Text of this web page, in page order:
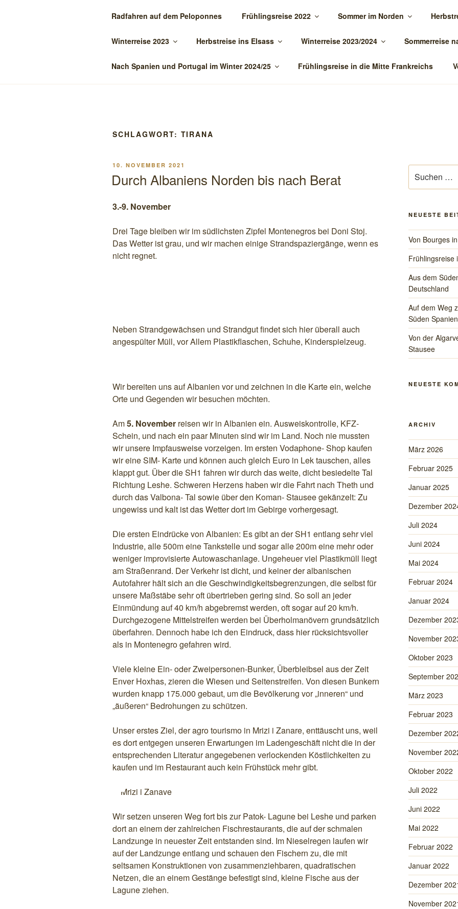
BIENE-ON-TOUR.DE
Radfahren auf dem Peloponnes Frühlingsreise 2022 Sommer im Norden
Winterreise 2023 Herbstreise ins Elsass Winterreise 2023/2024 Sommerreise
Nach Spanien und Portugal im Winter 2024/25 Frühlingsreise in die Mitte Frankreichs
SCHLAGWORT: TIRANA
VERÖFFENTLICHT
10. NOVEMBER 2021
Durch Albaniens Norden bis nach Berat
3.-9. November
Drei Tage bleiben wir im südlichsten Zipfel Montenegros bei Doni Stoj.
Das Wetter ist grau, und wir machen einige Strandspaziergänge, wenn es
nicht regnet.
Neben Strandgewächsen und Strandgut findet sich hier überall auch
angespülter Müll, vor Allem Plastikflaschen, Schuhe, Kinderspielzeug.
Wir bereiten uns auf Albanien vor und zeichnen in die Karte ein, welche
Orte und Gegenden wir besuchen möchten.
Am5. November reisen wir in Albanien ein. Ausweiskontrolle, KFZ-
Schein, und nach ein paar Minuten sind wir im Land. Noch nie mussten
wir unsere Impfausweise vorzeigen. Im ersten Vodaphone- Shop kaufen
wir eine SIM- Karte und können auch gleich Euro in Lek tauschen, alles
klappt gut. Über die SH1 fahren wir durch das weite, dicht besiedelte Tal
Richtung Leshe. Schweren Herzens haben wir die Fahrt nach Theth und
durch das Valbona- Tal sowie über den Koman- Stausee gekänzelt: Zu
ungewiss und kalt ist das Wetter dort im Gebirge vorhergesagt.
Die ersten Eindrücke von Albanien: Es gibt an der SH1 entlang sehr viel
Industrie, alle 500m eine Tankstelle und sogar alle 200m eine mehr oder
weniger improvisierte Autowaschanlage. Ungeheuer viel Plastikmüll liegt
am Straßenrand. Der Verkehr ist dicht, und keiner der albanischen
Autofahrer hält sich an die Geschwindigkeitsbegrenzungen, die selbst für
unsere Maßstäbe sehr oft übertrieben gering sind. So soll an jeder
Einmündung auf 40 km/h abgebremst werden, oft sogar auf 20 km/h.
Durchgezogene Mittelstreifen werden bei Überholmanövern grundsätzlich
überfahren. Dennoch habe ich den Eindruck, dass hier rücksichtsvoller
als in Montenegro gefahren wird.
Viele kleine Ein- oder Zweipersonen-Bunker, Überbleibsel aus der Zeit
Enver Hoxhas, zieren die Wiesen und Seitenstreifen. Von diesen Bunkern
wurden knapp 175.000 gebaut, um die Bevölkerung vor „inneren“ und
„äußeren“ Bedrohungen zu schützen.
Unser erstes Ziel, der agro tourismo in Mrizi i Zanare, enttäuscht uns, weil
es dort entgegen unseren Erwartungen im Ladengeschäft nicht die in der
entsprechenden Literatur angegebenen verlockenden Köstlichkeiten zu
kaufen und im Restaurant auch kein Frühstück mehr gibt.
Mrizi i Zanave
Wir setzen unseren Weg fort bis zur Patok- Lagune bei Leshe und parken
dort an einem der zahlreichen Fischrestaurants, die auf der schmalen
Landzunge in neuester Zeit entstanden sind. Im Nieselregen laufen wir
auf der Landzunge entlang und schauen den Fischern zu, die mit
seltsamen Konstruktionen von zusammenziehbaren, quadratischen
Netzen, die an einem Gestänge befestigt sind, kleine Fische aus der
Lagune ziehen.
nach:
NEUESTE
Von Bourges
Frühlingsreise
Aus dem
Deutschland
Auf dem Weg
Süden
Von der
Stausee
NEUESTE
ARCHIV
März 2026
Februar 2025
Januar 2025
Dezember
Juli 2024
Juni 2024
Mai 2024
Februar 2024
Januar 2024
Dezember
November
Oktober 2023
September
März 2023
Februar 2023
Dezember
November
Oktober 2022
Juli 2022
Juni 2022
Mai 2022
Februar 2022
Januar 2022
Dezember
November